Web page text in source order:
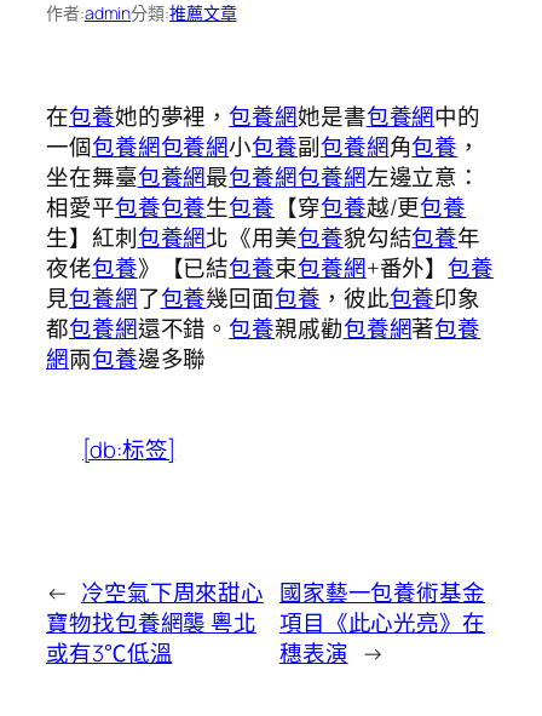
作者:admin分類:推薦文章
在包養她的夢裡，包養網她是書包養網中的
一個包養網包養網小包養副包養網角包養 ，
坐在舞臺包養網最包養網包養網左邊立意：
相愛平包養包養生包養 【穿包養越/更包養
生】紅刺包養網北《用美包養貌勾結包養年
夜佬包養》【已結包養束包養網+番外】包養
見包養網了包養幾回面包養 ，彼此包養印象
都包養網還不錯。包養親戚勸包養網著包養
網兩包養邊多聯
[db:标签]
← 冷空氣下周來甜心
寶物找包養網襲 粵北
或有3℃低溫
國家藝一包養術基金
項目《此心光亮》在
穗表演 →